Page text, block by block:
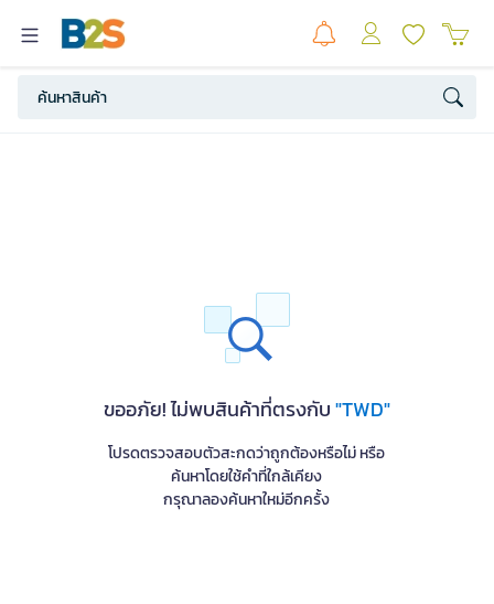
ขออภัย! ไม่พบสินค้าที่ตรงกับ"TWD"
โปรดตรวจสอบตัวสะกดว่าถูกต้องหรือไม่ หรือ
ค้นหาโดยใช้คำที่ใกล้เคียง
กรุณาลองค้นหาใหม่อีกครั้ง